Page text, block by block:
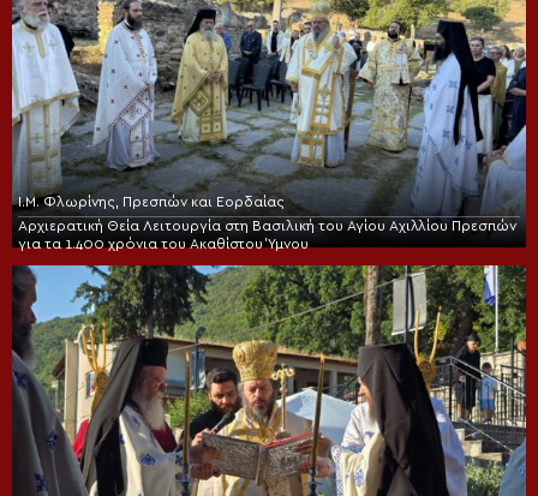
Ι.Μ. Φλωρίνης, Πρεσπών και Εορδαίας
Αρχιερατική Θεία Λειτουργία στη Βασιλική του Αγίου Αχιλλίου Πρεσπών
για τα 1.400 χρόνια του Ακαθίστου Ύμνου